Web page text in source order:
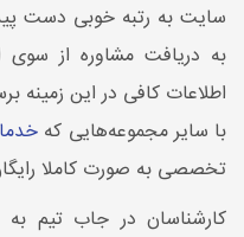
سایت به رتبه خوبی دست
به دریافت مشاوره از سوی
اطلاعات کافی در این زمینه
با سایر مجموعه‌هایی که
تخصصی به صورت کاملا
کارشناسان در جاب تیم